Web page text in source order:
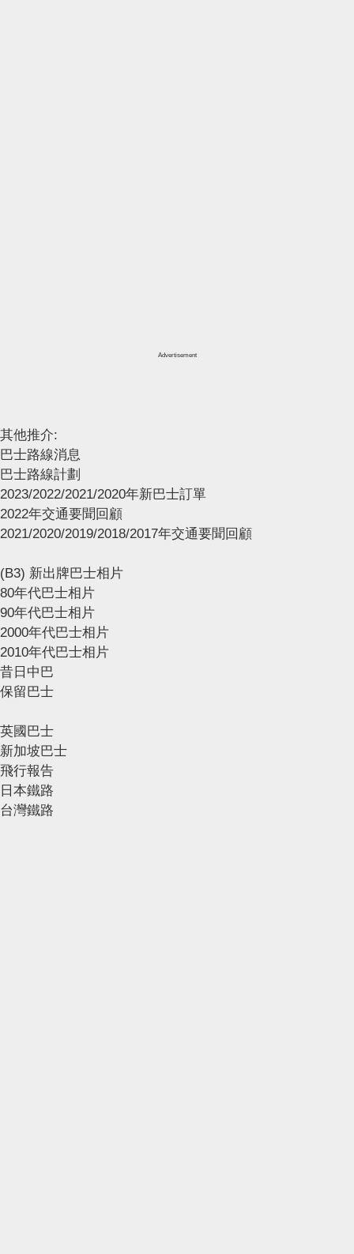
Advertisement
其他推介:
巴士路線消息
巴士路線計劃
2023/2022/2021/2020年新巴士訂單
2022年交通要聞回顧
2021/2020/2019/2018/2017年交通要聞回顧
(B3) 新出牌巴士相片
80年代巴士相片
90年代巴士相片
2000年代巴士相片
2010年代巴士相片
昔日中巴
保留巴士
英國巴士
新加坡巴士
飛行報告
日本鐵路
台灣鐵路